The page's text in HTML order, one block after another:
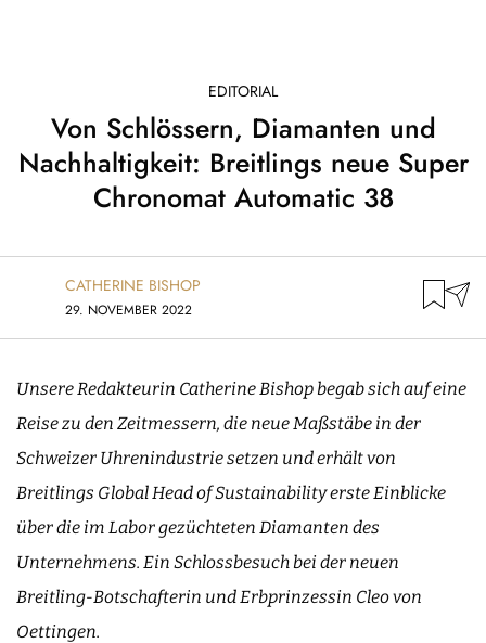
EDITORIAL
Von Schlössern, Diamanten und
Nachhaltigkeit: Breitlings neue Super
Chronomat Automatic 38
CATHERINE BISHOP
29. NOVEMBER 2022
Unsere Redakteurin Catherine Bishop begab sich auf eine
Reise zu den Zeitmessern, die neue Maßstäbe in der
Schweizer Uhrenindustrie setzen und erhält von
Breitlings Global Head of Sustainability erste Einblicke
über die im Labor gezüchteten Diamanten des
Unternehmens. Ein Schlossbesuch bei der neuen
Breitling-Botschafterin und Erbprinzessin Cleo von
Oettingen.